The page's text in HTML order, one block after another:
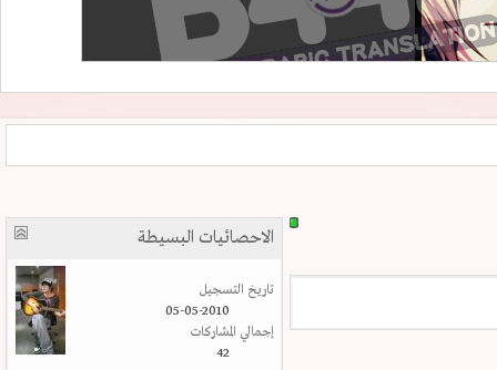
الاحصائيات البسيطة
تاريخ التسجيل
05-05-2010
إجمالي المشاركات
42